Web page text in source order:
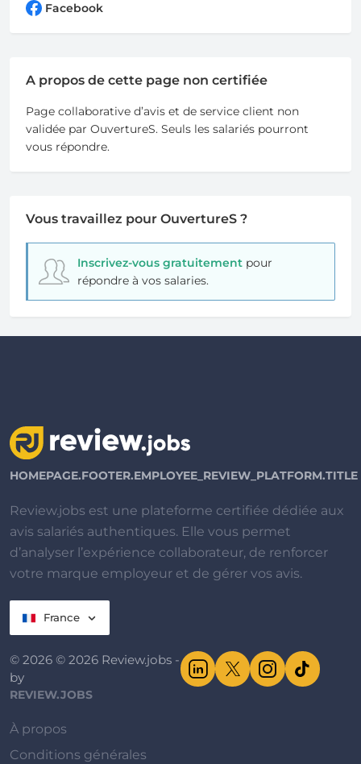
Facebook
A propos de cette page non certifiée
Page collaborative d’avis et de service client non
validée par OuvertureS. Seuls les salariés pourront
vous répondre.
Vous travaillez pour OuvertureS ?
Inscrivez-vous gratuitementpour
répondre à vos salaries.
HOMEPAGE.FOOTER.EMPLOYEE_REVIEW_PLATFORM.TITLE
Review.jobs est une plateforme certifiée dédiée aux
avis salariés authentiques. Elle vous permet
d’analyser l’expérience collaborateur, de renforcer
votre marque employeur et de gérer vos avis.
France
© 2026 © 2026 Review.jobs -
by
REVIEW.JOBS
À propos
Conditions générales